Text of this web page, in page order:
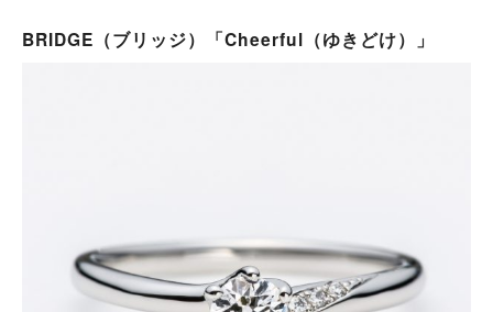
BRIDGE（ブリッジ）「Cheerful（ゆきどけ）」